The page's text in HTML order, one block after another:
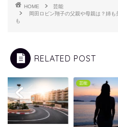
HOME
芸能
岡田ロビン翔子の父親や母親は？姉
も
RELATED POST
芸能